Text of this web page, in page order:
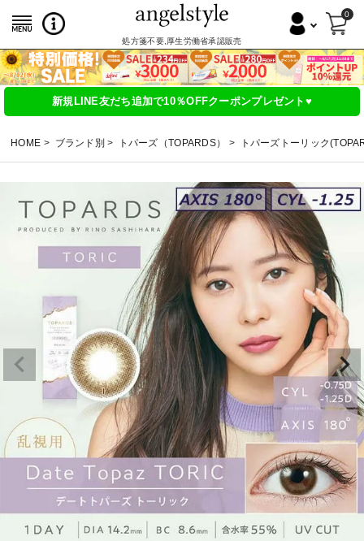
処方箋不要,厚生労働省承認販売
0
新規LINE友だち追加で10％OFFクーポンプレゼント♥
HOME ブランド別 トパーズ（TOPARDS） トパーズトーリック